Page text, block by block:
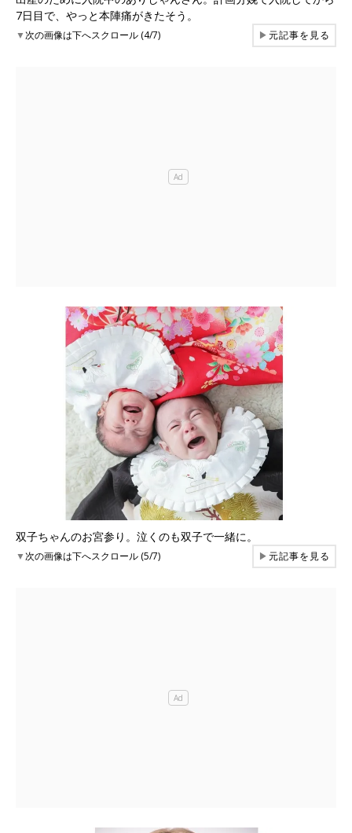
7日目で、やっと本陣痛がきたそう。
▼次の画像は下へスクロール (4/7) ▶元記事を見る
双子ちゃんのお宮参り。泣くのも双子で一緒に。
▼次の画像は下へスクロール (5/7) ▶元記事を見る